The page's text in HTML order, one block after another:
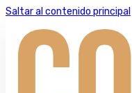
Saltar al contenido principal